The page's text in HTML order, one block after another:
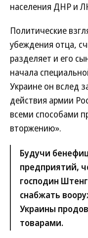
населения ДНР и
Политические
убеждения отца,
разделяет и его
начала
Украине он вслед
действия армии
всеми способами
вторжению».
Будучи
предприятий,
господин
снабжать
Украины
товарами.